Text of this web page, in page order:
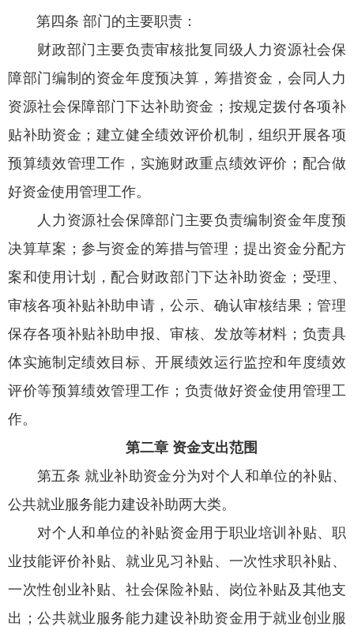
第四条 部门的主要职责：
财政部门主要负责审核批复同级人力资源社会保
障部门编制的资金年度预决算，筹措资金，会同人力
资源社会保障部门下达补助资金；按规定拨付各项补
贴补助资金；建立健全绩效评价机制，组织开展各项
预算绩效管理工作，实施财政重点绩效评价；配合做
好资金使用管理工作。
人力资源社会保障部门主要负责编制资金年度预
决算草案；参与资金的筹措与管理；提出资金分配方
案和使用计划，配合财政部门下达补助资金；受理、
审核各项补贴补助申请，公示、确认审核结果；管理
保存各项补贴补助申报、审核、发放等材料；负责具
体实施制定绩效目标、开展绩效运行监控和年度绩效
评价等预算绩效管理工作；负责做好资金使用管理工
作。
第二章 资金支出范围
第五条 就业补助资金分为对个人和单位的补贴、
公共就业服务能力建设补助两大类。
对个人和单位的补贴资金用于职业培训补贴、职
业技能评价补贴、就业见习补贴、一次性求职补贴、
一次性创业补贴、社会保险补贴、岗位补贴及其他支
出；公共就业服务能力建设补助资金用于就业创业服